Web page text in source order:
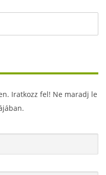
Iratkozz fel! Ne maradj le